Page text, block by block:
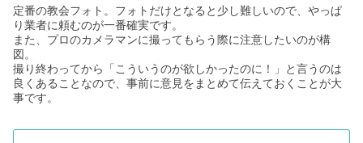
定番の教会フォト。フォトだけとなると少し難しいので、やっぱ
り業者に頼むのが一番確実です。
また、プロのカメラマンに撮ってもらう際に注意したいのが構
図。
撮り終わってから「こういうのが欲しかったのに！」と言うのは
良くあることなので、事前に意見をまとめて伝えておくことが大
事です。